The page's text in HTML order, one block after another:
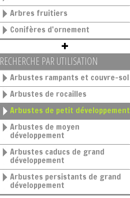
Arbres fruitiers
Conifères d'ornement
RECHERCHE PAR UTILISATION
Arbustes rampants et couvre-sol
Arbustes de rocailles
Arbustes de petit développement
Arbustes de moyen
développement
Arbustes caducs de grand
développement
Arbustes persistants de grand
développement